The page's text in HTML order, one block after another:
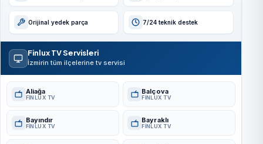
Orijinal yedek parça 7/24 teknik destek
Finlux TV Servisleri
İzmirin tüm ilçelerine tv servisi
Aliağa
FINLUX TV
Balçova
FINLUX TV
Bayındır
FINLUX TV
Bayraklı
FINLUX TV